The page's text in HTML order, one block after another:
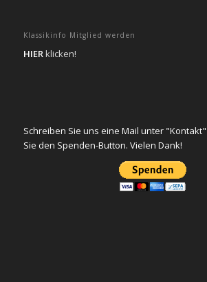
Klassikinfo Mitglied werden
HIERklicken!
Schreiben Sie uns eine Mail unter
Sie den Spenden-Button. Vielen Dank!